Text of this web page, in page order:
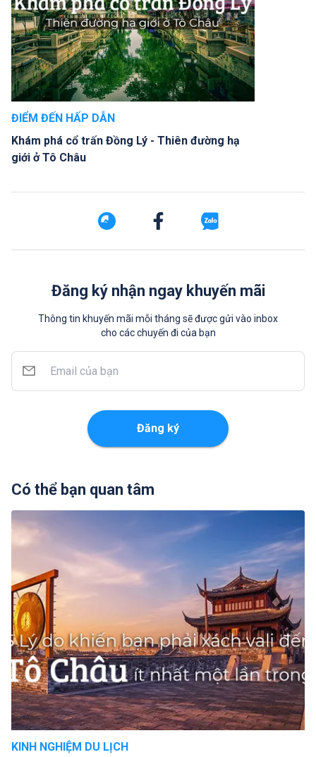
ĐIỂM ĐẾN HẤP DẪN
Khám phá cổ trấn Đồng Lý - Thiên đường hạ
giới ở Tô Châu
Đăng ký nhận ngay khuyến mãi
Thông tin khuyến mãi mỗi tháng sẽ được gửi vào inbox
cho các chuyến đi của bạn
Đăng ký
Có thể bạn quan tâm
KINH NGHIỆM DU LỊCH